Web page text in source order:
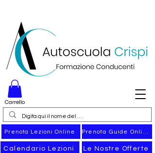
Calendario Lezioni
Prenota Lezioni Online
Le Nostre Offerte
Carrello